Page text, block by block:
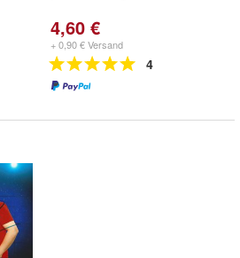
4,60 €
+ 0,90 € Versand
4